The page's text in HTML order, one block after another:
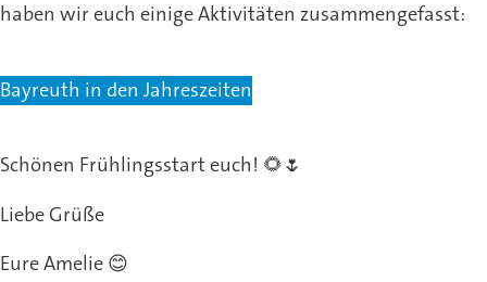
haben wir euch einige Aktivitäten zusammengefasst:
Bayreuth in den Jahreszeiten
Schönen Frühlingsstart euch! 🌻🌷
Liebe Grüße
Eure Amelie 😊